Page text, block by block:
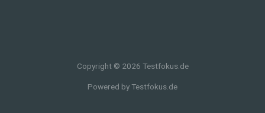
Copyright © 2026 Testfokus.de
Powered by Testfokus.de